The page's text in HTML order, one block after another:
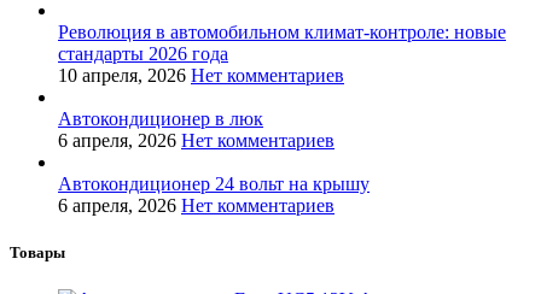
Революция в автомобильном климат-контроле: новые
стандарты 2026 года
10 апреля, 2026 Нет комментариев
Автокондиционер в люк
6 апреля, 2026 Нет комментариев
Автокондиционер 24 вольт на крышу
6 апреля, 2026 Нет комментариев
Товары